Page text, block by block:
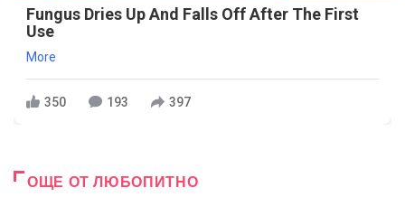
Fungus Dries Up And Falls Off After The First
Use
More
350 193 397
ОЩЕ ОТ ЛЮБОПИТНО